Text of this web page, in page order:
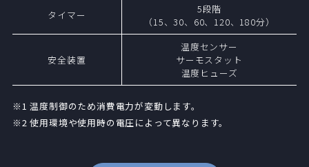
タイマー
5段階
（15、30、60、120、180分）
安全装置
温度センサー
サーモスタット
温度ヒューズ
※1 温度制御のため消費電力が変動します。
※2 使用環境や使用時の電圧によって異なります。